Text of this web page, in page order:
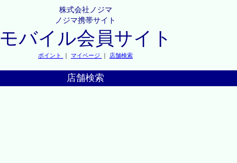
株式会社ノジマ
ノジマ携帯サイト
モバイル会員サイト
ポイント ｜ マイページ ｜ 店舗検索
店舗検索